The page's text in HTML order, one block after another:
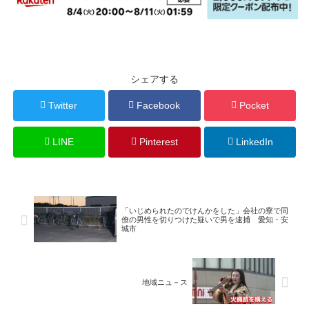
シェアする
Twitter Facebook Pocket
LINE Pinterest LinkedIn
「いじめられたのでけんかをした」会社の寮で同
僚の男性を切りつけた疑いで男を逮捕 愛知・安
城市
地域ニュ－ス